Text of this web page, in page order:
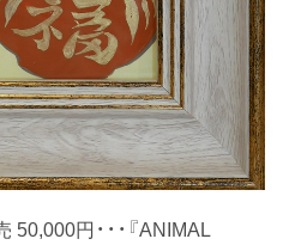
円・・・『ANIMAL